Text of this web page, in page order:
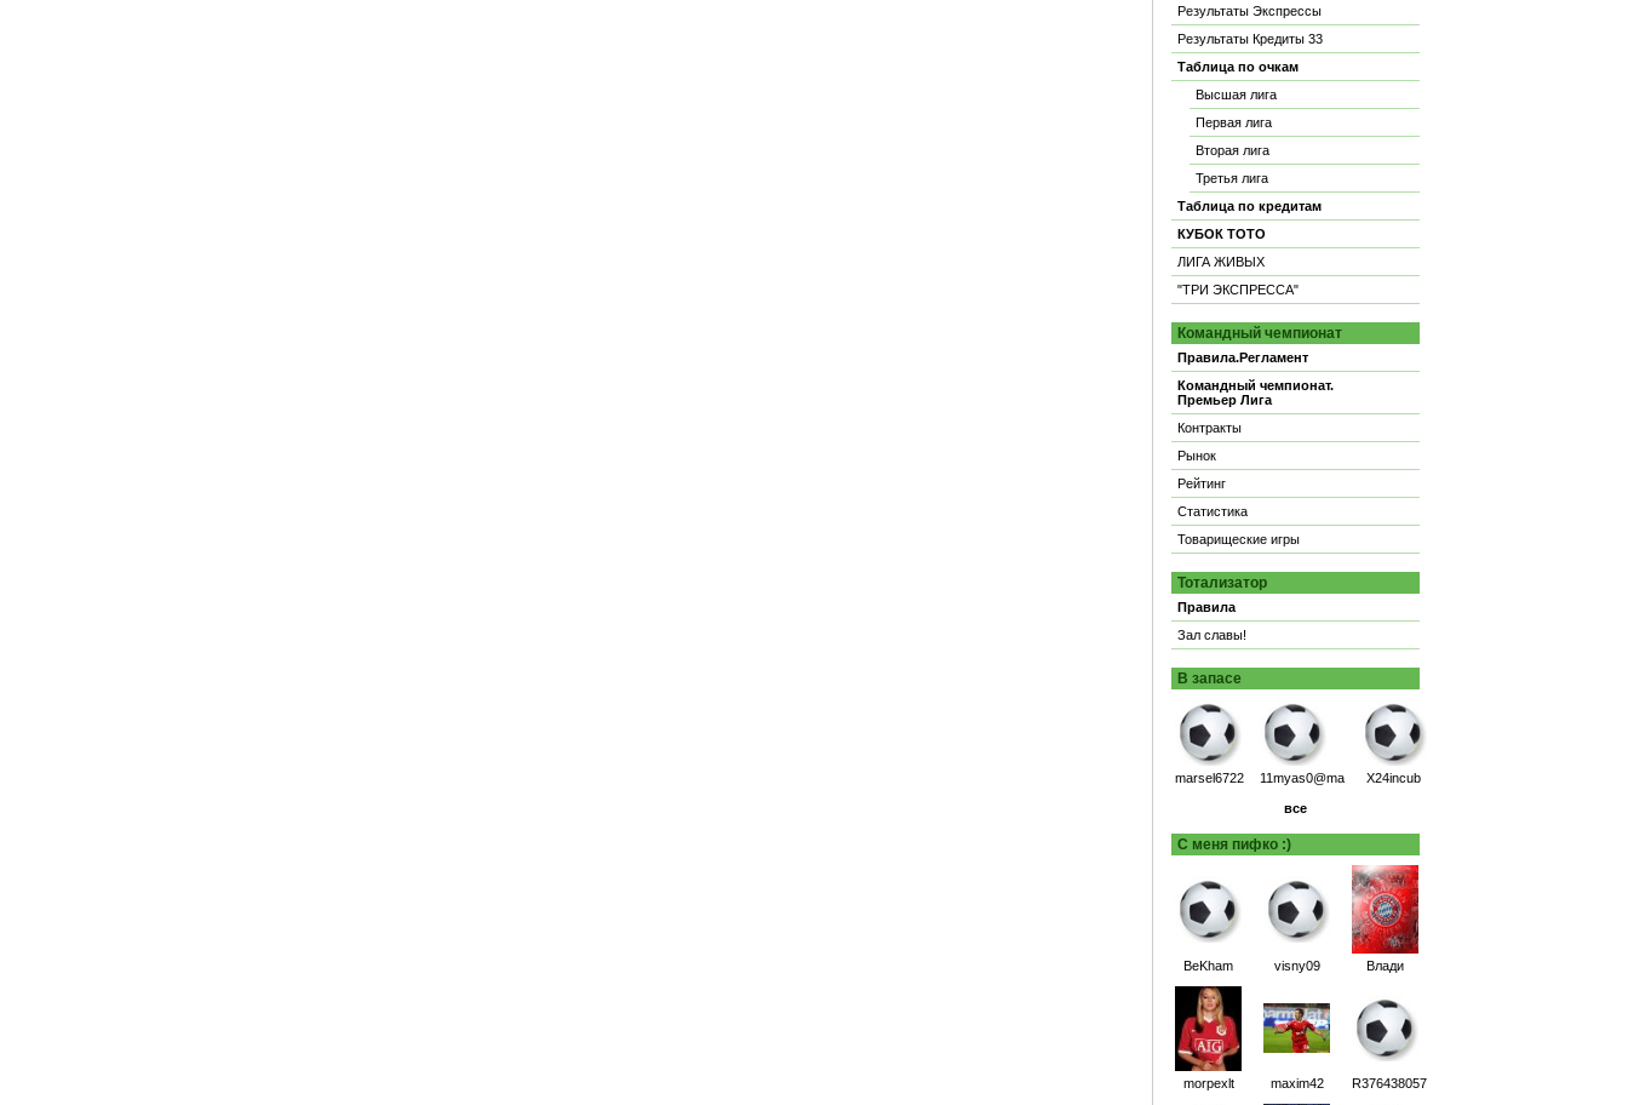
Результаты Экспрессы
Результаты Кредиты 33
Таблица по очкам
Высшая лига
Первая лига
Вторая лига
Третья лига
Таблица по кредитам
КУБОК ТОТО
ЛИГА ЖИВЫХ
"ТРИ ЭКСПРЕССА"
Командный чемпионат
Правила.Регламент
Командный чемпионат.
Премьер Лига
Контракты
Рынок
Рейтинг
Статистика
Товарищеские игры
Тотализатор
Правила
Зал славы!
В запасе
marsel6722 11myas0@ma X24incub
все
С меня пифко :)
BeKham visny09 Влади
morpexlt maxim42 R376438057